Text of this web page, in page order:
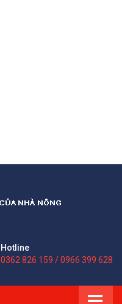
Hotline
0362 826 159 / 0966 399 628